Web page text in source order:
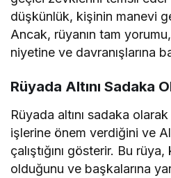
düşkünlük, kişinin manevi
Ancak, rüyanın tam
niyetine ve davranışlarına
Rüyada Altını Sadaka
Rüyada altını sadaka
işlerine önem verdiğini ve
çalıştığını gösterir. Bu
olduğunu ve başkalarına